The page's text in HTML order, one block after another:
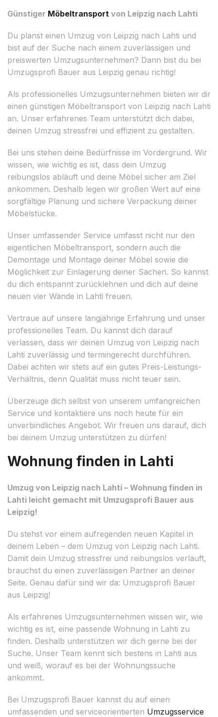
Günstiger Möbeltransport von Leipzig nach Lahti
Du planst einen Umzug von Leipzig nach Lahti und
bist auf der Suche nach einem zuverlässigen und
preiswerten Umzugsunternehmen? Dann bist du bei
Umzugsprofi Bauer aus Leipzig genau richtig!
Als professionelles Umzugsunternehmen bieten wir dir
einen günstigen Möbeltransport von Leipzig nach Lahti
an. Unser erfahrenes Team unterstützt dich dabei,
deinen Umzug stressfrei und effizient zu gestalten.
Bei uns stehen deine Bedürfnisse im Vordergrund. Wir
wissen, wie wichtig es ist, dass dein Umzug
reibungslos abläuft und deine Möbel sicher am Ziel
ankommen. Deshalb legen wir großen Wert auf eine
sorgfältige Planung und sichere Verpackung deiner
Möbelstücke.
Unser umfassender Service umfasst nicht nur den
eigentlichen Möbeltransport, sondern auch die
Demontage und Montage deiner Möbel sowie die
Möglichkeit zur Einlagerung deiner Sachen. So kannst
du dich entspannt zurücklehnen und dich auf deine
neuen vier Wände in Lahti freuen.
Vertraue auf unsere langjährige Erfahrung und unser
professionelles Team. Du kannst dich darauf
verlassen, dass wir deinen Umzug von Leipzig nach
Lahti zuverlässig und termingerecht durchführen.
Dabei achten wir stets auf ein gutes Preis-Leistungs-
Verhältnis, denn Qualität muss nicht teuer sein.
Überzeuge dich selbst von unserem umfangreichen
Service und kontaktiere uns noch heute für ein
unverbindliches Angebot. Wir freuen uns darauf, dich
bei deinem Umzug unterstützen zu dürfen!
Wohnung finden in Lahti
Umzug von Leipzig nach Lahti – Wohnung finden in
Lahti leicht gemacht mit Umzugsprofi Bauer aus
Leipzig!
Du stehst vor einem aufregenden neuen Kapitel in
deinem Leben – dem Umzug von Leipzig nach Lahti.
Damit dein Umzug stressfrei und reibungslos verläuft,
brauchst du einen zuverlässigen Partner an deiner
Seite. Genau dafür sind wir da: Umzugsprofi Bauer
aus Leipzig!
Als erfahrenes Umzugsunternehmen wissen wir, wie
wichtig es ist, eine passende Wohnung in Lahti zu
finden. Deshalb unterstützen wir dich gerne bei der
Suche. Unser Team kennt sich bestens in Lahti aus
und weiß, worauf es bei der Wohnungssuche
ankommt.
Bei Umzugsprofi Bauer kannst du auf einen
umfassenden und serviceorientierten Umzugsservice